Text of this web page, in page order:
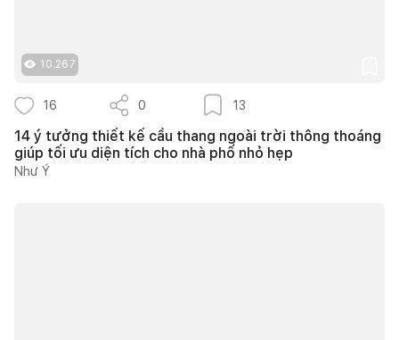
10.267
16 0 13
14 ý tưởng thiết kế cầu thang ngoài trời thông thoáng
giúp tối ưu diện tích cho nhà phố nhỏ hẹp
Như Ý